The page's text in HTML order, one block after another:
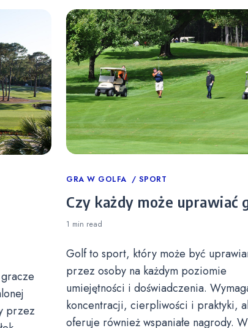
przez
Categories
GRA W GOLFA SPORT
Czy każdy może uprawiać
1 min read
Golf to sport, który może być
przez osoby na każdym poziomie
umiejętności i doświadczenia.
koncentracji, cierpliwości i praktyki,
oferuje również wspaniałe nagrody.